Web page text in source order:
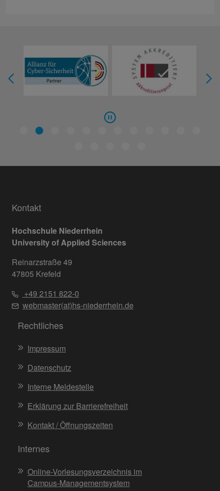
Kontakt
Hochschule Niederrhein
University of Applied Sciences
Reinarzstraße 49
47805 Krefeld
+49 2151 822-0
webmaster(at)hs-niederrhein.de
Rechtliches
Impressum
Datenschutz
Interne Meldestelle
Erklärung zur Barrierefreiheit
Kontakt / Öffnungszeiten
Internes
Online-Vorlesungsverzeichnis im
Campus-Managementsystem